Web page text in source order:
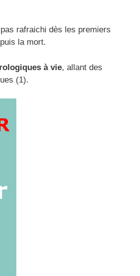
rafraichi dès les premiers
la mort.
à vie, allant des
(1).